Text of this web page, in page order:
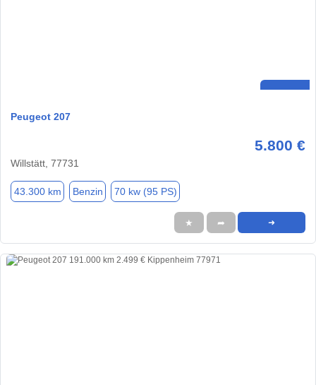
Peugeot 207
5.800 €
Willstätt, 77731
43.300 km Benzin 70 kw (95 PS)
★ ➦ ➜